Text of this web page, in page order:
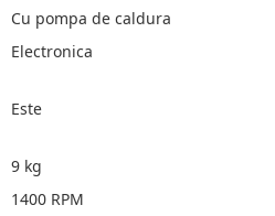
Cu pompa de caldura
Electronica
Este
9 kg
1400 RPM